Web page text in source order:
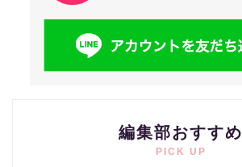
編集部おすすめ
PICK UP